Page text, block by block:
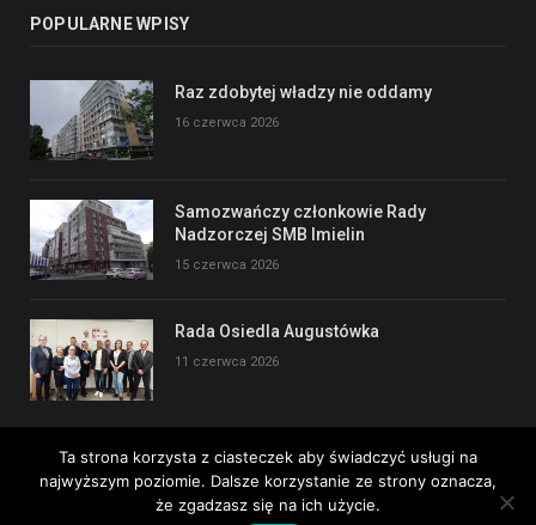
POPULARNE WPISY
Raz zdobytej władzy nie oddamy
16 czerwca 2026
Samozwańczy członkowie Rady
Nadzorczej SMB Imielin
15 czerwca 2026
Rada Osiedla Augustówka
11 czerwca 2026
Copyright © 2017
Ta strona korzysta z ciasteczek aby świadczyć usługi na
najwyższym poziomie. Dalsze korzystanie ze strony oznacza,
że zgadzasz się na ich użycie.